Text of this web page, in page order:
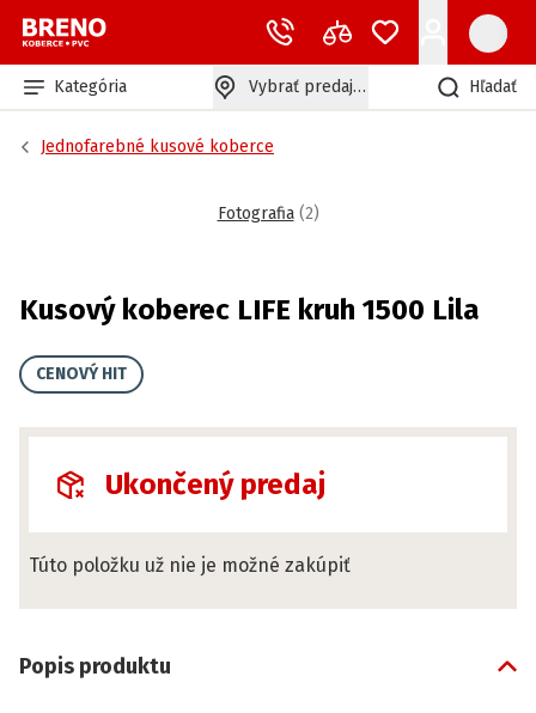
Kategória Vybrať predajňu Hľadať
Jednofarebné kusové koberce
Fotografia (2)
Kusový koberec LIFE kruh 1500 Lila
CENOVÝ HIT
Ukončený predaj
Túto položku už nie je možné zakúpiť
Popis produktu